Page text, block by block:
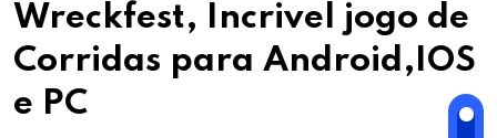
Wreckfest, Incrivel jogo de
Corridas para Android,IOS
e PC